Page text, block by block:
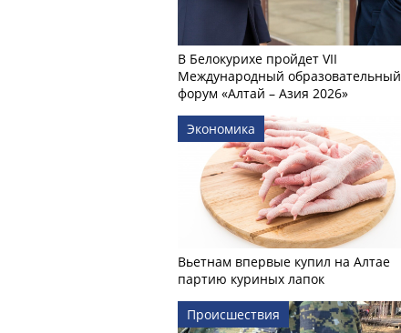
В Белокурихе пройдет VII
Международный образовательный
форум «Алтай – Азия 2026»
Экономика
Вьетнам впервые купил на Алтае
партию куриных лапок
Происшествия